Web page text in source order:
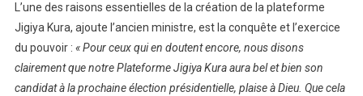
L’une des raisons essentielles de la création de la plateforme
Jigiya Kura, ajoute l’ancien ministre, est la conquête et l’exercice
du pouvoir : « Pour ceux qui en doutent encore, nous disons
clairement que notre Plateforme Jigiya Kura aura bel et bien son
candidat à la prochaine élection présidentielle, plaise à Dieu. Que cela